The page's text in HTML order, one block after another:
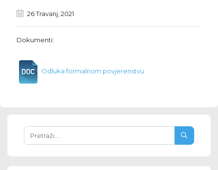
26 Travanj, 2021
Dokumenti:
Odluka formalnom povjerenstvu